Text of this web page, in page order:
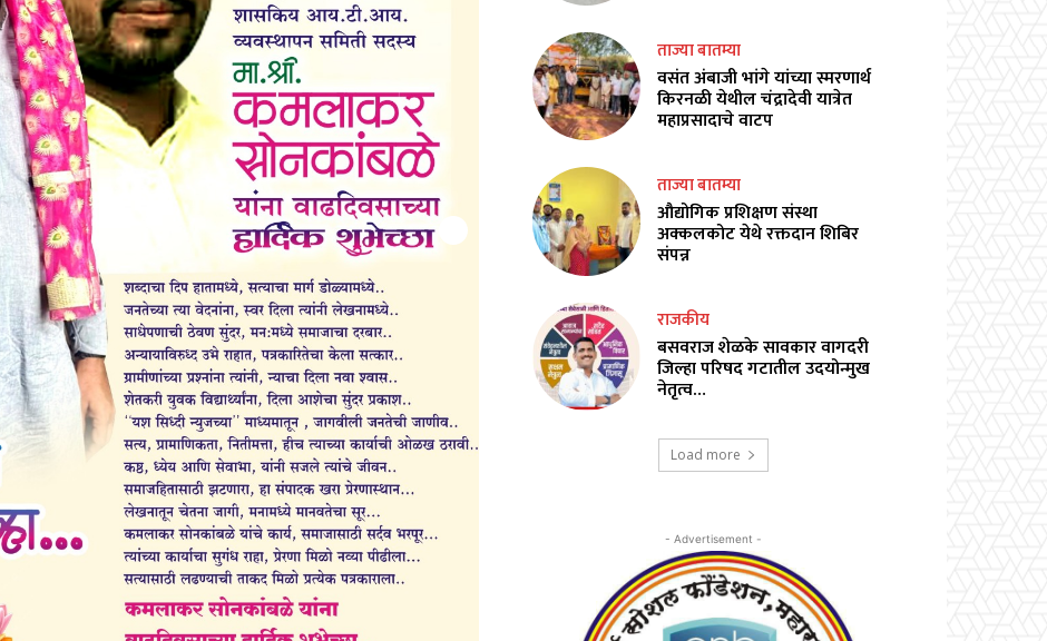
ताज्या बातम्या
वसंत अंबाजी भांगे यांच्या स्मरणार्थ
किरनळी येथील चंद्रादेवी यात्रेत
महाप्रसादाचे वाटप
ताज्या बातम्या
औद्योगिक प्रशिक्षण संस्था
अक्कलकोट येथे रक्तदान शिबिर
संपन्न
राजकीय
बसवराज शेळके सावकार वागदरी
जिल्हा परिषद गटातील उदयोन्मुख
नेतृत्व…
Load more
- Advertisement -